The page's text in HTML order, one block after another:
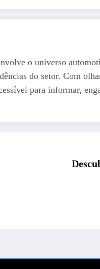
o universo
do setor. Com
para informar,